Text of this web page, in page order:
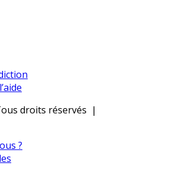
droits réservés |
?